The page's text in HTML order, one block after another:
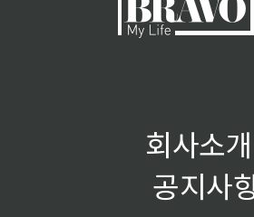
회사소개
공지사